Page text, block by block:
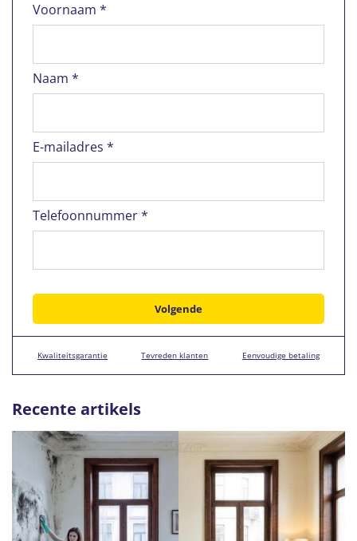
Voornaam *
Naam *
E-mailadres *
Telefoonnummer *
Kwaliteitsgarantie Tevreden klanten Eenvoudige betaling
Recente artikels